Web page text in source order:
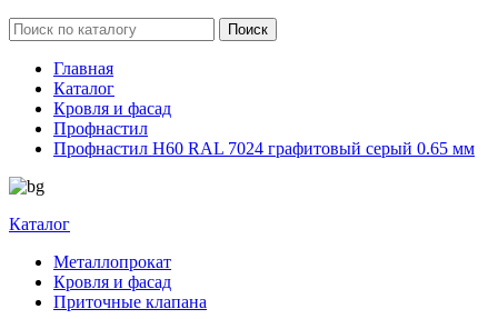
Главная
Каталог
Кровля и фасад
Профнастил
Профнастил Н60 RAL 7024 графитовый серый 0.65 мм
Каталог
Металлопрокат
Кровля и фасад
Приточные клапана